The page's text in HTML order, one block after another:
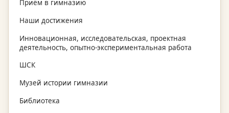
Приём в гимназию
Наши достижения
Инновационная, исследовательская, проектная
деятельность, опытно-экспериментальная работа
ШСК
Музей истории гимназии
Библиотека